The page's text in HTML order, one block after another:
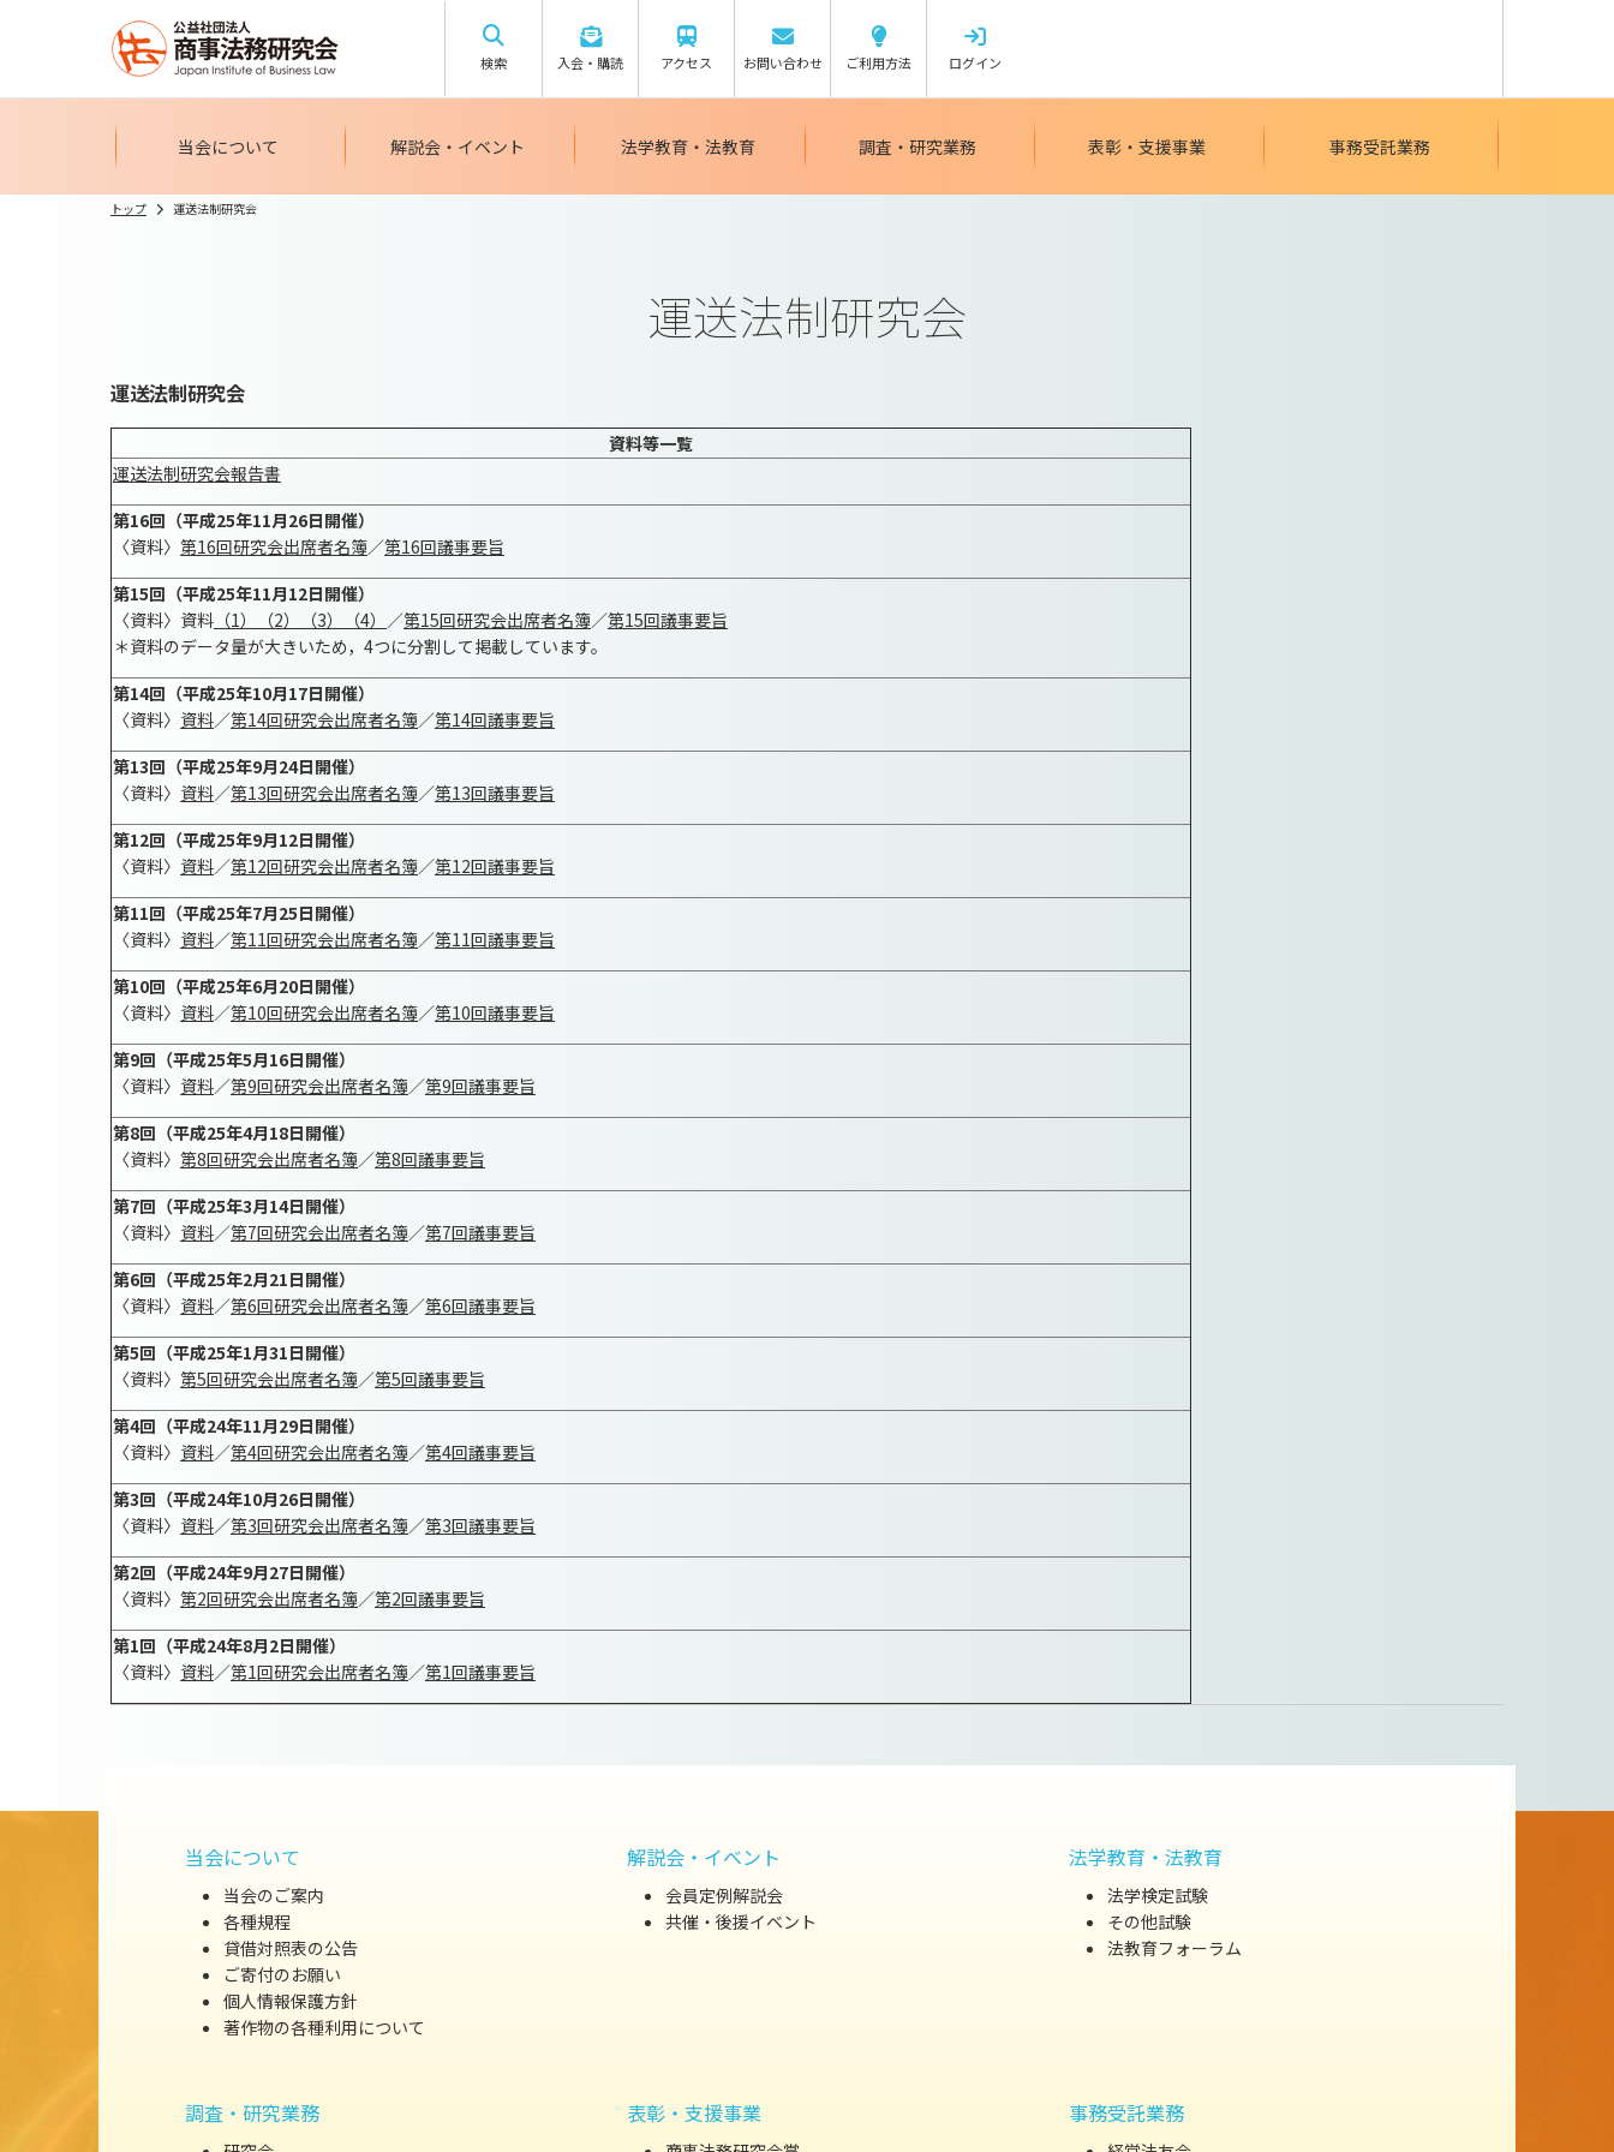
検索 入会・購読 アクセス お問い合わせ ご利用方法 ログイン
当会について 解説会・イベント 法学教育・法教育 調査・研究業務 表彰・支援事業 事務受託業務
トップ 運送法制研究会
運送法制研究会
運送法制研究会
資料等一覧
運送法制研究会報告書
第16回（平成25年11月26日開催）
〈資料〉 第16回研究会出席者名簿／第16回議事要旨
第15回（平成25年11月12日開催）
〈資料〉資料 （1） （2） （3） （4） ／第15回研究会出席者名簿／第15回議事要旨
＊資料のデータ量が大きいため，4つに分割して掲載しています。
第14回（平成25年10月17日開催）
〈資料〉 資料／第14回研究会出席者名簿／第14回議事要旨
第13回（平成25年9月24日開催）
〈資料〉 資料／第13回研究会出席者名簿／第13回議事要旨
第12回（平成25年9月12日開催）
〈資料〉 資料／第12回研究会出席者名簿／第12回議事要旨
第11回（平成25年7月25日開催）
〈資料〉 資料／第11回研究会出席者名簿／第11回議事要旨
第10回（平成25年6月20日開催）
〈資料〉 資料／第10回研究会出席者名簿／第10回議事要旨
第9回（平成25年5月16日開催）
〈資料〉 資料／第9回研究会出席者名簿／第9回議事要旨
第8回（平成25年4月18日開催）
〈資料〉 第8回研究会出席者名簿／第8回議事要旨
第7回（平成25年3月14日開催）
〈資料〉 資料／第7回研究会出席者名簿／第7回議事要旨
第6回（平成25年2月21日開催）
〈資料〉 資料／第6回研究会出席者名簿／第6回議事要旨
第5回（平成25年1月31日開催）
〈資料〉 第5回研究会出席者名簿／第5回議事要旨
第4回（平成24年11月29日開催）
〈資料〉 資料／第4回研究会出席者名簿／第4回議事要旨
第3回（平成24年10月26日開催）
〈資料〉 資料／第3回研究会出席者名簿／第3回議事要旨
第2回（平成24年9月27日開催）
〈資料〉 第2回研究会出席者名簿／第2回議事要旨
第1回（平成24年8月2日開催）
〈資料〉 資料／第1回研究会出席者名簿／第1回議事要旨
当会について
当会のご案内
各種規程
貸借対照表の公告
ご寄付のお願い
個人情報保護方針
著作物の各種利用について
解説会・イベント
会員定例解説会
共催・後援イベント
法学教育・法教育
法学検定試験
その他試験
法教育フォーラム
調査・研究業務 表彰・支援事業 事務受託業務